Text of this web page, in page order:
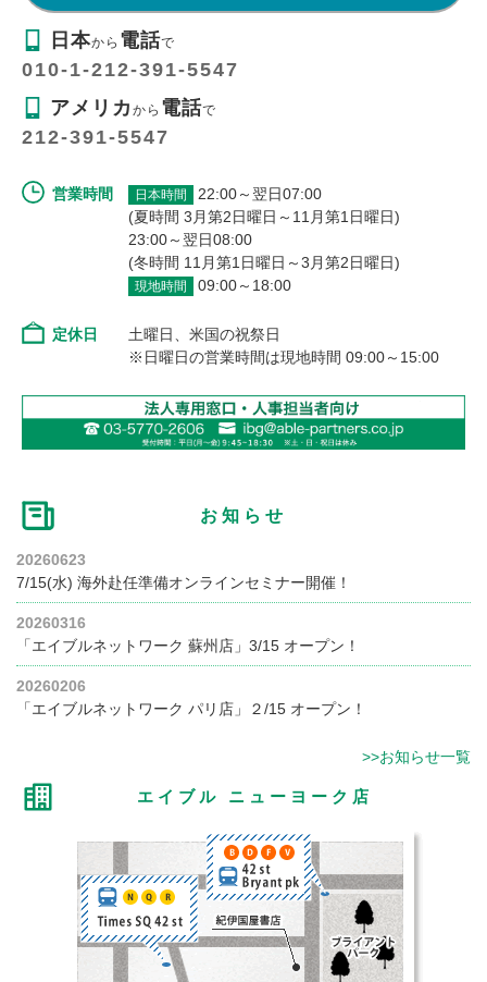
日本から 電話で
010-1-212-391-5547
アメリカから 電話で
212-391-5547
営業時間 日本時間
22:00～翌日07:00
(夏時間 3月第2日曜日～11月第1日曜日)
23:00～翌日08:00
(冬時間 11月第1日曜日～3月第2日曜日)
現地時間 09:00～18:00
定休日
土曜日、米国の祝祭日
※日曜日の営業時間は現地時間 09:00～15:00
お知らせ
20260623
7/15(水) 海外赴任準備オンラインセミナー開催！
20260316
「エイブルネットワーク 蘇州店」3/15 オープン！
20260206
「エイブルネットワーク パリ店」２/15 オープン！
>>お知らせ一覧
エイブル ニューヨーク店